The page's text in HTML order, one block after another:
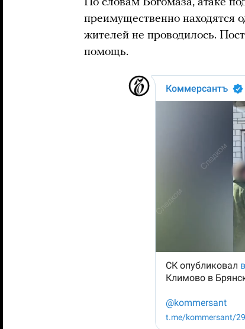
По словам Богомаза, атаке
преимущественно находятся
жителей не проводилось.
помощь.